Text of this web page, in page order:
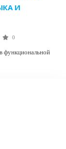
И
0
функциональной